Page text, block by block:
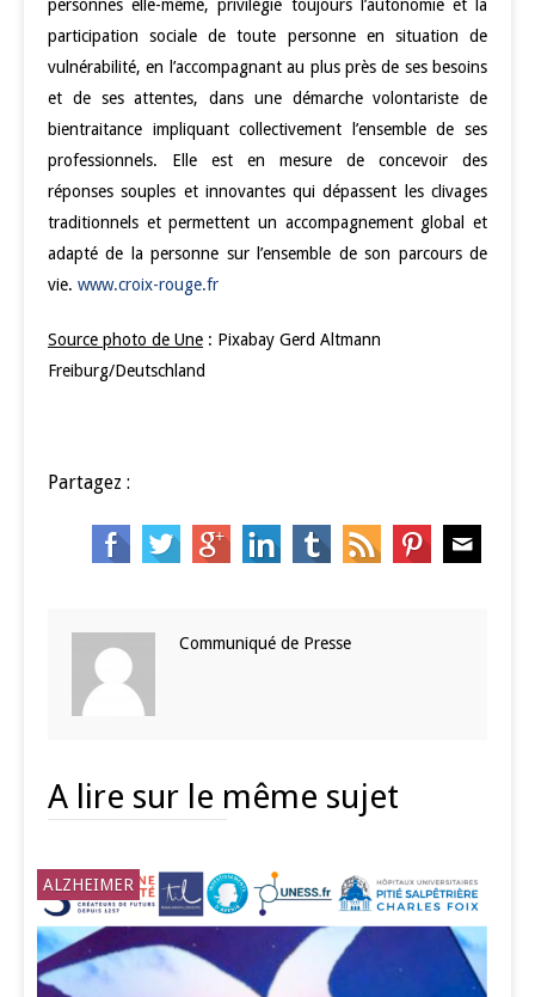
personnes elle-même, privilégie toujours l’autonomie et la
participation sociale de toute personne en situation de
vulnérabilité, en l’accompagnant au plus près de ses besoins
et de ses attentes, dans une démarche volontariste de
bientraitance impliquant collectivement l’ensemble de ses
professionnels. Elle est en mesure de concevoir des
réponses souples et innovantes qui dépassent les clivages
traditionnels et permettent un accompagnement global et
adapté de la personne sur l’ensemble de son parcours de
vie. www.croix-rouge.fr
Source photo de Une : Pixabay Gerd Altmann
Freiburg/Deutschland
Partagez :
Communiqué de Presse
A lire sur le même sujet
ALZHEIMER